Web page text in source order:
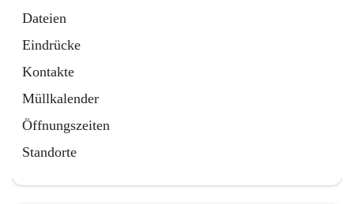
Dateien
Eindrücke
Kontakte
Müllkalender
Öffnungszeiten
Standorte